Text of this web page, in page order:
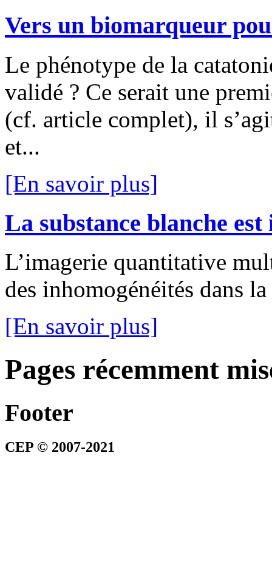
Vers un biomarqueur
Le phénotype de la
validé ? Ce serait une
(cf. article complet), il
et...
[En savoir plus]
La substance blanche est
L’imagerie quantitative
des inhomogénéités dans
[En savoir plus]
Pages récemment
Footer
CEP © 2007-2021